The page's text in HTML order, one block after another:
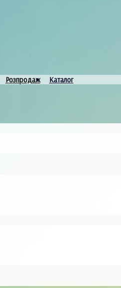
Розпродаж Каталог